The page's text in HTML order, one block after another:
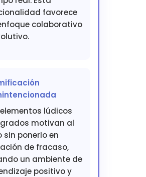
favorece
colaborativo
lúdicos
motivan al
sin ponerlo en
de fracaso,
un ambiente de
positivo y